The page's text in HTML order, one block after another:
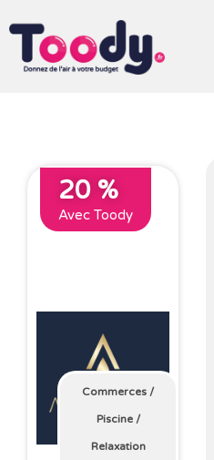
20 %
Avec Toody
Commerces /
Piscine/
Relaxation